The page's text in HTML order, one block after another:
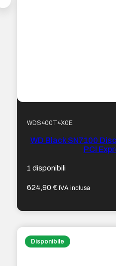
WDS400T4X0E
WD Black SN7100
PCI
1 disponibili
624,90€ IVA inclusa
Disponibile